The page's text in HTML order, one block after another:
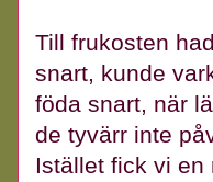
Till frukosten
snart, kunde
föda snart, när
de tyvärr inte
Istället fick vi